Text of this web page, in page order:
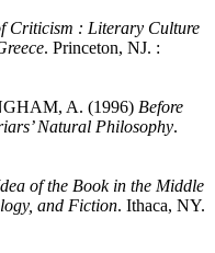
Criticism : Literary Culture
. Princeton, NJ. :
A. (1996) Before
Natural Philosophy.
of the Book in the Middle
and Fiction. Ithaca, NY.